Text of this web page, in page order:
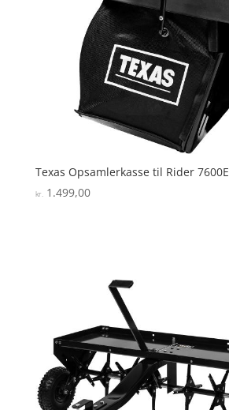
Texas Opsamlerkasse til Rider 7600E
kr.1.499,00